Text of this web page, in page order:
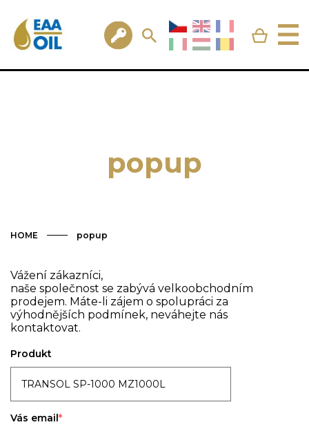
popup
HOME popup
Vážení zákazníci,
naše společnost se zabývá velkoobchodním
prodejem. Máte-li zájem o spolupráci za
výhodnějších podmínek, neváhejte nás
kontaktovat.
Produkt
Vás email